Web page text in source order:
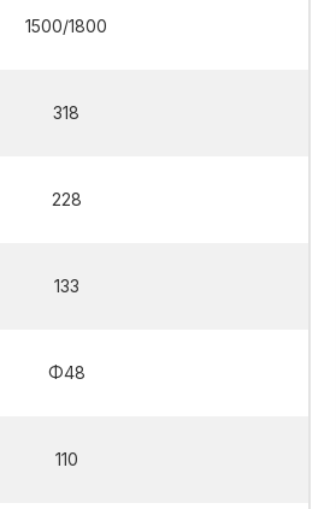
1500/1800
318
228
133
Φ48
110